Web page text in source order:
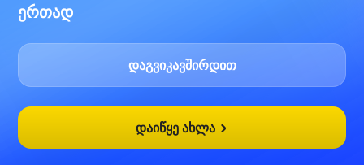
ერთად
დაგვიკავშირდით
დაიწყე ახლა